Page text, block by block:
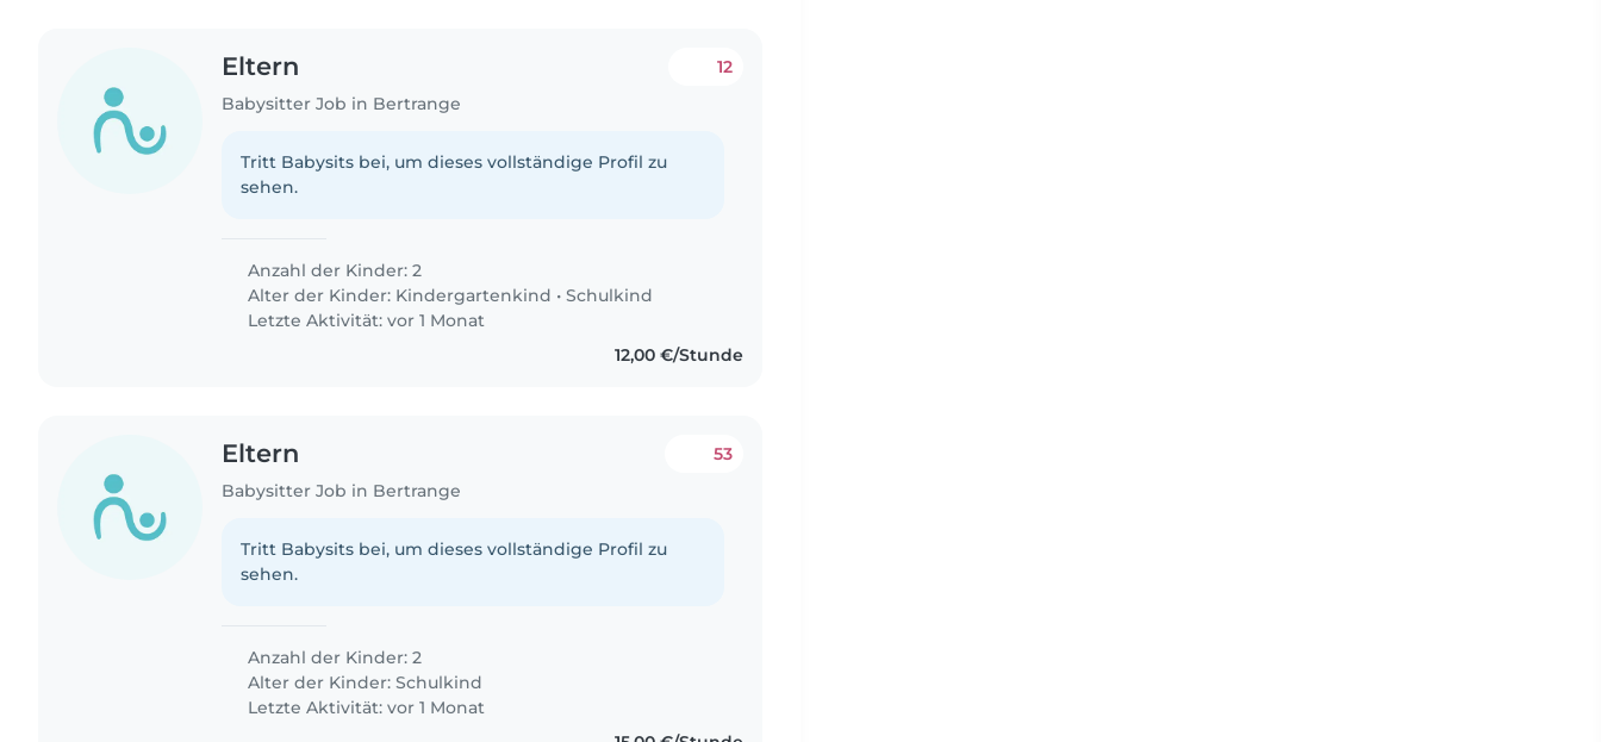
Eltern
Babysitter Job in Bertrange
12
Tritt Babysits bei, um dieses vollständige Profil zu
sehen.
Anzahl der Kinder: 2
Alter der Kinder: Kindergartenkind •Schulkind
Letzte Aktivität: vor 1 Monat
12,00 €/Stunde
Eltern
Babysitter Job in Bertrange
53
Tritt Babysits bei, um dieses vollständige Profil zu
sehen.
Anzahl der Kinder: 2
Alter der Kinder:Schulkind
Letzte Aktivität: vor 1 Monat